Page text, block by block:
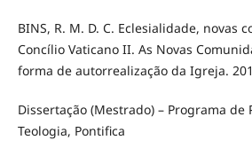
BINS, R. M. D. C. Eclesialidade, novas
Concílio Vaticano II. As Novas
forma de autorrealização da Igreja.
Dissertação (Mestrado) – Programa de
Teologia, Pontifica